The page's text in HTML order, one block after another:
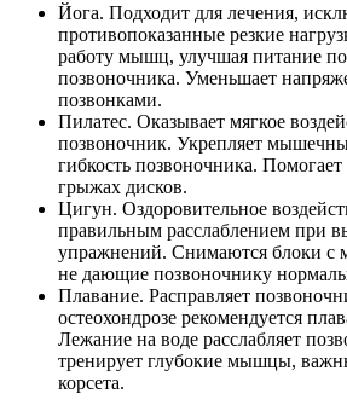
Йога. Подходит для лечения,
противопоказанные резкие
работу мышц, улучшая питание
позвоночника. Уменьшает
позвонками.
Пилатес. Оказывает мягкое
позвоночник. Укрепляет
гибкость позвоночника.
грыжах дисков.
Цигун. Оздоровительное
правильным расслаблением при
упражнений. Снимаются блоки с
не дающие позвоночнику
Плавание. Расправляет
остеохондрозе рекомендуется
Лежание на воде расслабляет
тренирует глубокие мышцы,
корсета.